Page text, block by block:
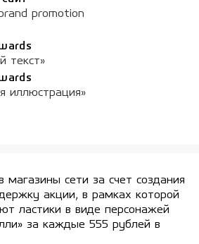
promotion
текст»
иллюстрация»
магазины сети за счет создания
акции, в рамках которой
ластики в виде персонажей
за каждые 555 рублей в